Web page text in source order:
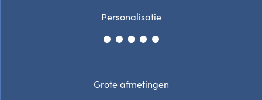
Personalisatie
Grote afmetingen